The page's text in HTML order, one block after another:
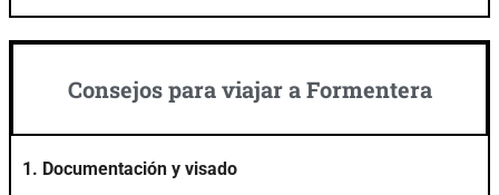
Consejos para viajar a Formentera
1. Documentación y visado